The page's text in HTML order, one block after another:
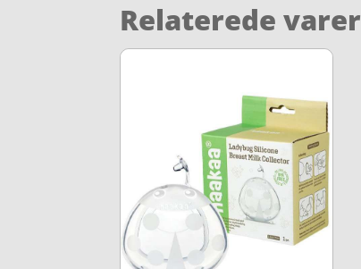
Relaterede varer